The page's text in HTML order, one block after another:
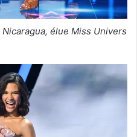
élue Miss Univers